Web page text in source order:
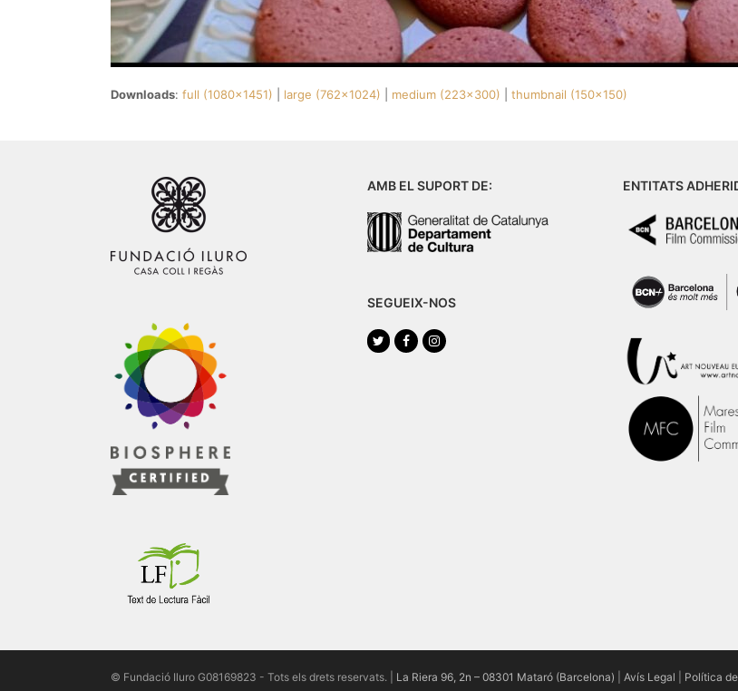
Downloads: full (1080x1451) large (762x1024) medium (223x300) thumbnail (150x150)
AMB EL SUPORT DE:
SEGUEIX-NOS
TwitterFacebookInstagram
ENTITATS
© Fundació Iluro G08169823 - Tots els drets reservats. | La Riera 96, 2n – 08301 Mataró (Barcelona) Avís Legal Política